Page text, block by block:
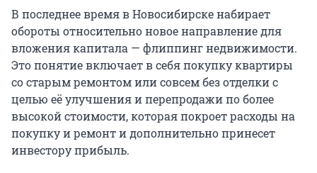
В последнее время в Новосибирске набирает
обороты относительно новое направление для
вложения капитала — флиппинг недвижимости.
Это понятие включает в себя покупку квартиры
со старым ремонтом или совсем без отделки с
целью её улучшения и перепродажи по более
высокой стоимости, которая покроет расходы на
покупку и ремонт и дополнительно принесет
инвестору прибыль.